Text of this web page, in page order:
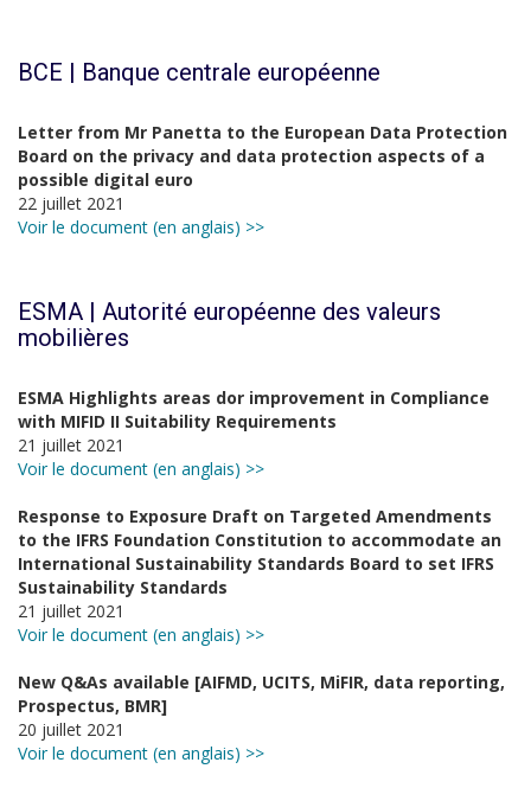
BCE | Banque centrale européenne
Letter from Mr Panetta to the European Data Protection
Board on the privacy and data protection aspects of a
possible digital euro
22 juillet 2021
Voir le document (en anglais) >>
ESMA | Autorité européenne des valeurs
mobilières
ESMA Highlights areas dor improvement in Compliance
with MIFID II Suitability Requirements
21 juillet 2021
Voir le document (en anglais) >>
Response to Exposure Draft on Targeted Amendments
to the IFRS Foundation Constitution to accommodate an
International Sustainability Standards Board to set IFRS
Sustainability Standards
21 juillet 2021
Voir le document (en anglais) >>
New Q&As available [AIFMD, UCITS, MiFIR, data reporting,
Prospectus, BMR]
20 juillet 2021
Voir le document (en anglais) >>